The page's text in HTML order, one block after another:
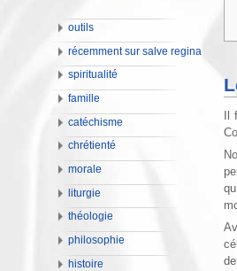
outils
récemment sur salve regina
spiritualité
famille
catéchisme
chrétienté
morale
liturgie
théologie
philosophie
histoire